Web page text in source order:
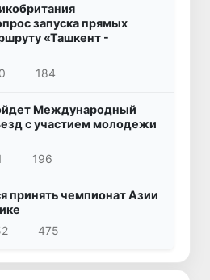
запуска прямых
«Ташкент -
184
Международный
с участием молодежи
196
принять чемпионат Азии
475